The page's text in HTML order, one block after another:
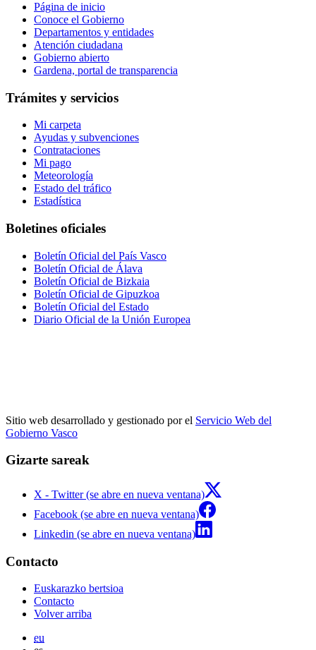
Página de inicio
Conoce el Gobierno
Departamentos y entidades
Atención ciudadana
Gobierno abierto
Gardena, portal de transparencia
Trámites y servicios
Mi carpeta
Ayudas y subvenciones
Contrataciones
Mi pago
Meteorología
Estado del tráfico
Estadística
Boletines oficiales
Boletín Oficial del País Vasco
Boletín Oficial de Álava
Boletín Oficial de Bizkaia
Boletín Oficial de Gipuzkoa
Boletín Oficial del Estado
Diario Oficial de la Unión Europea
Sitio web desarrollado y gestionado por el Servicio Web del
Gobierno Vasco
Gizarte sareak
X - Twitter (se abre en nueva ventana)
Facebook (se abre en nueva ventana)
Linkedin (se abre en nueva ventana)
Contacto
Euskarazko bertsioa
Contacto
Volver arriba
eu